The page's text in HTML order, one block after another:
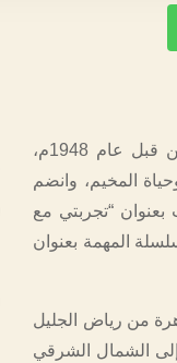
قصتنا اليوم مع رجل خاض غمار تجربة نضالية ثرية وطويلة، رأى فلسطين قبل عام 1948م،
المخيم، وانضم
“تجربتي مع
المهمة بعنوان
من رياض الجليل
إلى الشمال الشرقي